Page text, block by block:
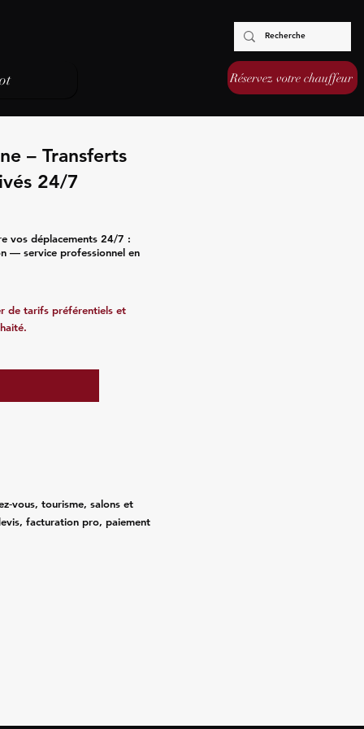
Réservez votre chauffeur
– Transferts
24/7
vos déplacements 24/7 :
— service professionnel en
de tarifs préférentiels et
tourisme, salons et
facturation pro, paiement